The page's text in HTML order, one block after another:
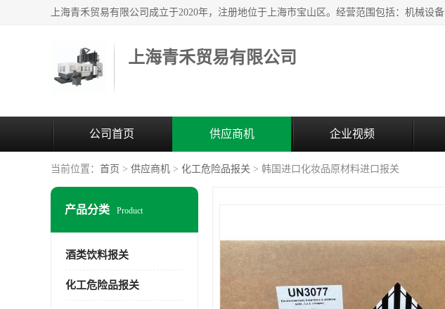
上海青禾贸易有限公司
公司首页 供应商机 企业视频
当前位置： 首页 > 供应商机 > 化工危险品报关 > 韩国进口化妆品原材料进口报关
产品分类 Product
酒类饮料报关
化工危险品报关